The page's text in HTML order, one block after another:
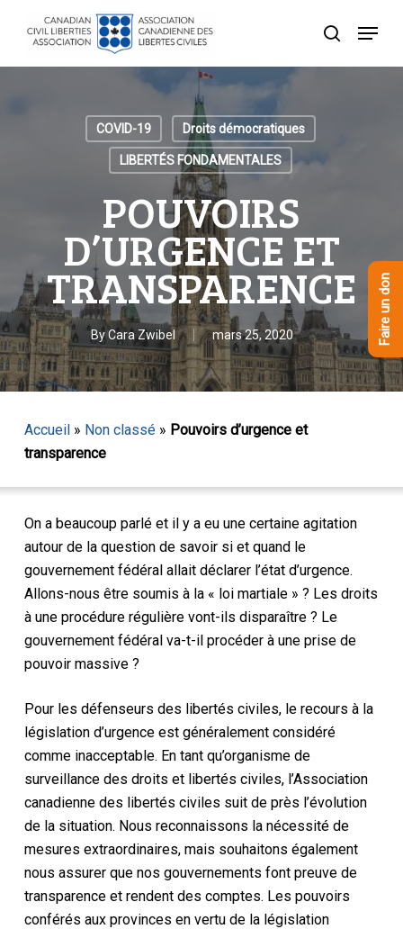
recherche
Menu
COVID-19 Droits démocratiques
LIBERTÉS FONDAMENTALES
POUVOIRS
D’URGENCE ET
TRANSPARENCE
By Cara Zwibel mars 25, 2020
Accueil» Non classé» Pouvoirs d’urgence et
transparence
On a beaucoup parlé et il y a eu une certaine agitation
autour de la question de savoir si et quand le
gouvernement fédéral allait déclarer l’état d’urgence.
Allons-nous être soumis à la « loi martiale » ? Les droits
à une procédure régulière vont-ils disparaître ? Le
gouvernement fédéral va-t-il procéder à une prise de
pouvoir massive ?
Pour les défenseurs des libertés civiles, le recours à la
législation d’urgence est généralement considéré
comme inacceptable. En tant qu’organisme de
surveillance des droits et libertés civiles, l’Association
canadienne des libertés civiles suit de près l’évolution
de la situation. Nous reconnaissons la nécessité de
mesures extraordinaires, mais souhaitons également
nous assurer que nos gouvernements font preuve de
transparence et rendent des comptes. Les pouvoirs
conférés aux provinces en vertu de la législation
Faire un don